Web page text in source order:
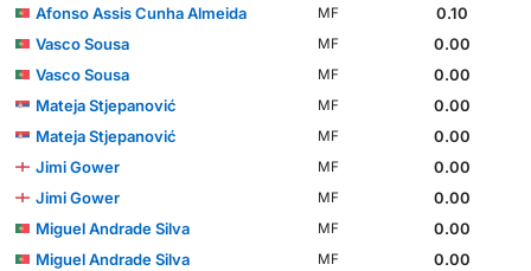
Afonso Assis Cunha Almeida MF
0.10
Vasco Sousa
MF
0.00
Vasco Sousa
MF
0.00
Mateja Stjepanović
MF
0.00
Mateja Stjepanović
MF
0.00
Jimi Gower
MF
0.00
Jimi Gower
MF
0.00
Miguel Andrade Silva
MF
0.00
Miguel Andrade Silva
MF 0.00